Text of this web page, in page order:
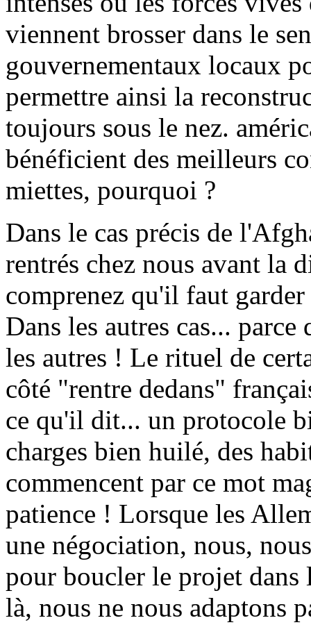
viennent brosser dans le
gouvernementaux locaux
permettre ainsi la
toujours sous le nez.
bénéficient des meilleurs
miettes, pourquoi ?
Dans le cas précis de
rentrés chez nous avant la
comprenez qu'il faut
Dans les autres cas...
les autres ! Le rituel de
côté "rentre dedans"
ce qu'il dit... un protocole
charges bien huilé, des
commencent par ce mot
patience ! Lorsque les
une négociation, nous,
pour boucler le projet dans
là, nous ne nous adaptons